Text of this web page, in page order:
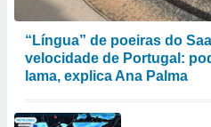
“Língua” de poeiras do
velocidade de Portugal:
lama, explica Ana Palma